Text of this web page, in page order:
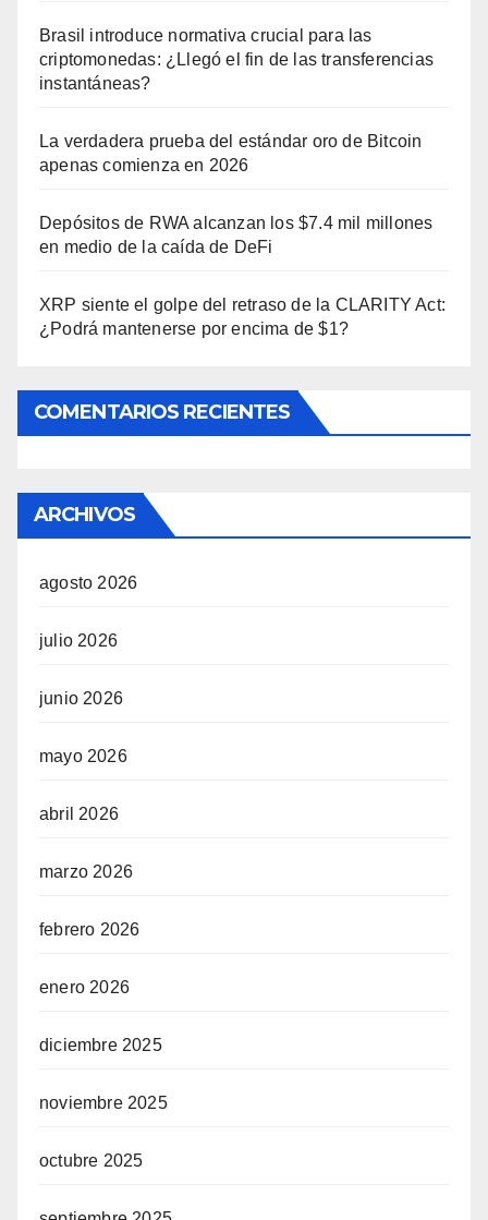
Brasil introduce normativa crucial para las
criptomonedas: ¿Llegó el fin de las transferencias
instantáneas?
La verdadera prueba del estándar oro de Bitcoin
apenas comienza en 2026
Depósitos de RWA alcanzan los $7.4 mil millones
en medio de la caída de DeFi
XRP siente el golpe del retraso de la CLARITY Act:
¿Podrá mantenerse por encima de $1?
COMENTARIOS RECIENTES
ARCHIVOS
agosto 2026
julio 2026
junio 2026
mayo 2026
abril 2026
marzo 2026
febrero 2026
enero 2026
diciembre 2025
noviembre 2025
octubre 2025